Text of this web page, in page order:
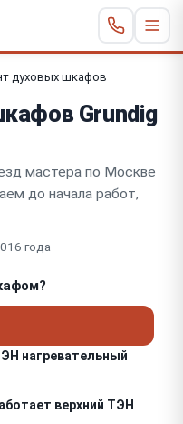
духовых шкафов
Grundig
мастера по Москве
до начала работ,
года
нагревательный
верхний ТЭН